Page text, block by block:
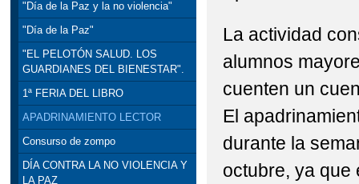
"Día de la Paz y la no violencia"
"Día de la Paz"
"EL PELOTÓN SALUD. LOS
GUARDIANES DEL BIENESTAR".
1ª FERIA DEL LIBRO
APADRINAMIENTO LECTOR
Consurso de zompo
DÍA CONTRA LA NO VIOLENCIA Y
LA PAZ
La actividad
alumnos
cuenten un
El
durante la
octubre, ya que